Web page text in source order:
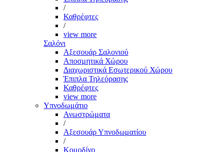
/
Καθρέφτες
/
view more
Σαλόνι
Αξεσουάρ Σαλονιού
Αποσμητικά Χώρου
Διαχωριστικά Εσωτερικού Χώρου
Έπιπλα Τηλεόρασης
Καθρέφτες
view more
Υπνοδωμάτιο
Ανωστρώματα
/
Αξεσουάρ Υπνοδωματίου
/
Κομοδίνο